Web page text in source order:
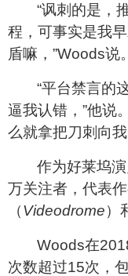
“讽刺的是，
程，可事实是我
盾嘛，”Woods说。
“平台禁言的
逼我认错，”他说
么就拿把刀刺向
作为好莱坞
万关注者，代表
（Videodrome）
Woods在
次数超过15次，